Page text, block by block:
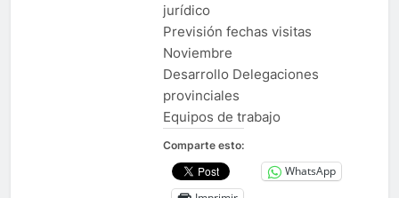
jurídico
Previsión fechas visitas
Noviembre
Desarrollo Delegaciones
provinciales
Equipos de trabajo
Comparte esto:
WhatsApp